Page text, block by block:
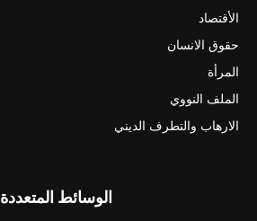
الأقتصاد
حقوق الانسان
المرأة
الملف النووي
الارهاب والتطرف الديني
الوسائط المتعددة